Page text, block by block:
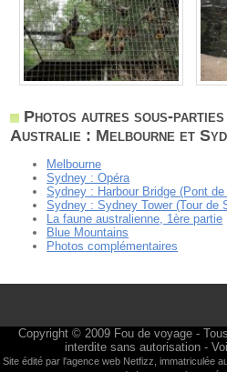
Photos autres sous-parties
Australie : Melbourne et
Melbourne
Sydney : Opéra
Sydney : Harbour Bridge (Pont
Sydney : Sydney Tower (Tour de
La faune australienne, 1ère partie
Blue Mountains
Photos complémentaires
Copyright © 2009 Fou de voyage-
interdite sans autorisation -
Site édité par l'agence web Netfizz , immatriculée